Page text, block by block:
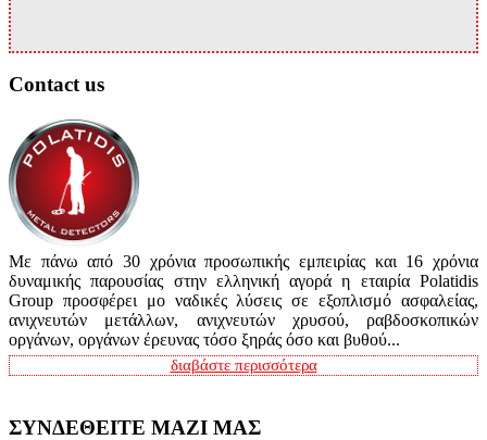
Contact us
Με πάνω από 30 χρόνια προσωπικής εμπειρίας και 16 χρόνια
δυναμικής παρουσίας στην ελληνική αγορά η εταιρία Polatidis
Group προσφέρει μο ναδικές λύσεις σε εξοπλισμό ασφαλείας,
ανιχνευτών μετάλλων, ανιχνευτών χρυσού, ραβδοσκοπικών
οργάνων, οργάνων έρευνας τόσο ξηράς όσο και βυθού...
διαβάστε περισσότερα
ΣΥΝΔΕΘΕΙΤΕ ΜΑΖΙ ΜΑΣ